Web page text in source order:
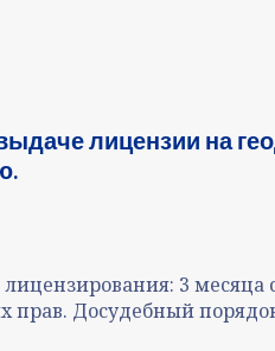
лицензии на
3 месяца
Досудебный